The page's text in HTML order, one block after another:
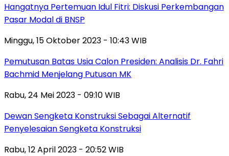
Hangatnya Pertemuan Idul Fitri: Diskusi Perkembangan
Pasar Modal di BNSP
Minggu, 15 Oktober 2023 - 10:43 WIB
Pemutusan Batas Usia Calon Presiden: Analisis Dr. Fahri
Bachmid Menjelang Putusan MK
Rabu, 24 Mei 2023 - 09:10 WIB
Dewan Sengketa Konstruksi Sebagai Alternatif
Penyelesaian Sengketa Konstruksi
Rabu, 12 April 2023 - 20:52 WIB